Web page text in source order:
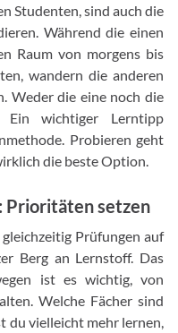
Studenten, sind auch die
Während die einen
Raum von morgens bis
wandern die anderen
Weder die eine noch die
Ein wichtiger Lerntipp
Probieren geht
die beste Option.
Prioritäten setzen
Prüfungen auf
Berg an Lernstoff. Das
ist es wichtig, von
Welche Fächer sind
du vielleicht mehr lernen,